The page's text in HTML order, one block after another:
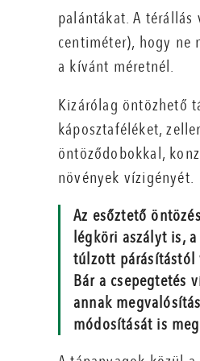
palántákat. A
centiméter), hogy ne
a kívánt méretnél.
Kizárólag öntözhető
káposztaféléket,
öntöződobokkal,
növények vízigényét.
Az esőztető
légköri aszályt is,
túlzott
Bár a csepegtetés
annak
módosítását is